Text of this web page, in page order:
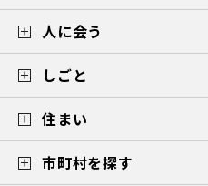
人に会う
しごと
住まい
市町村を探す